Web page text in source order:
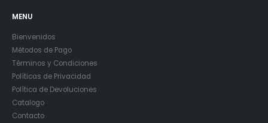
MENU
Bienvenidos
Métodos de Pago
Términos y Condiciones
Políticas de Privacidad
Política de Devoluciones
Catalogo
Contacto